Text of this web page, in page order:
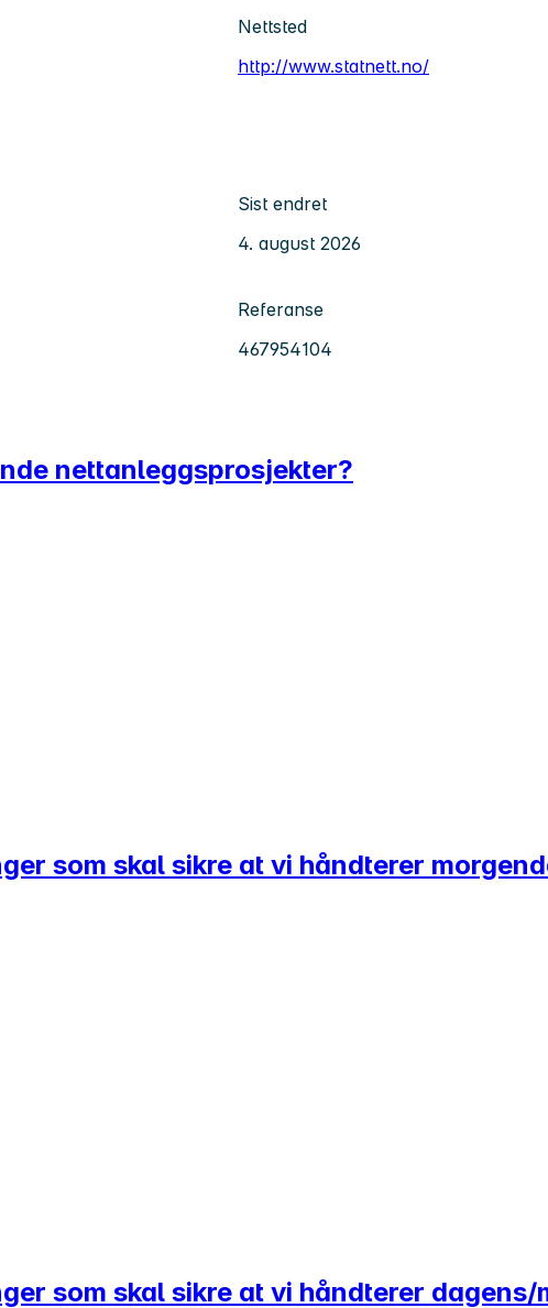
Nettsted
http://www.statnett.no/
Sist endret
4. august 2026
Referanse
467954104
nettanleggsprosjekter?
som skal sikre at vi håndterer
som skal sikre at vi håndterer